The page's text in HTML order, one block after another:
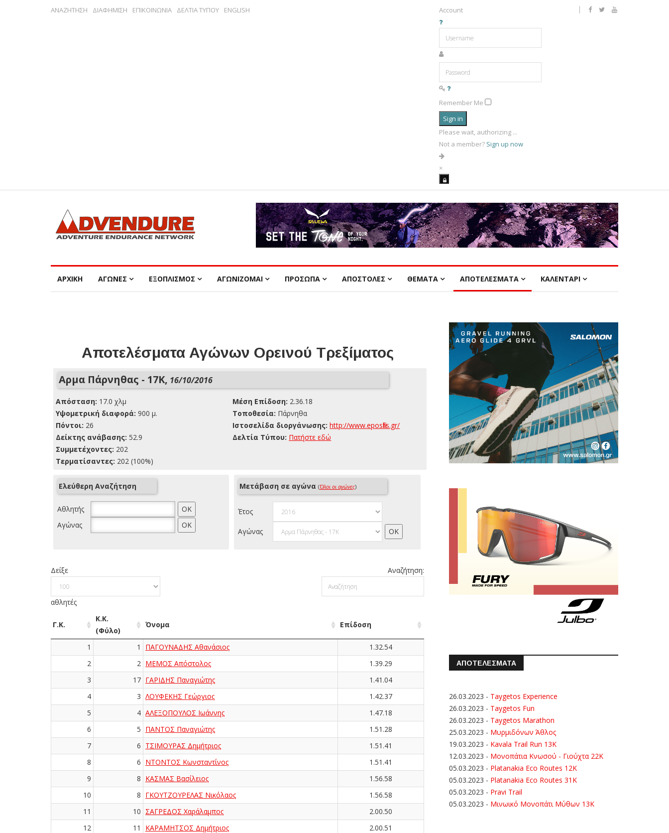
ΑΝΑΖΗΤΗΣΗ ΔΙΑΦΗΜΙΣΗ ΕΠΙΚΟΙΝΩΝΙΑ ΔΕΛΤΙΑ ΤΥΠΟΥ ENGLISH Account
Remember Me
Sign in
Please wait, authorizing ...
Not a member? Sign up now
×
ΑΡΧΙΚΗ ΑΓΩΝΕΣ ΕΞΟΠΛΙΣΜΟΣ ΑΓΩΝΙΖΟΜΑΙ ΠΡΟΣΩΠΑ ΑΠΟΣΤΟΛΕΣ ΘΕΜΑΤΑ ΑΠΟΤΕΛΕΣΜΑΤΑ ΚΑΛΕΝΤΑΡΙ
Αποτελέσματα Αγώνων Ορεινού Τρεξίματος
Αρμα Πάρνηθας - 17K, 16/10/2016
Απόσταση: 17.0 χλμ
Yψομετρική διαφορά: 900 μ.
Πόντοι: 26
Δείκτης ανάβασης: 52.9
Συμμετέχοντες: 202
Τερματίσαντες: 202 (100%)
Μέση Επίδοση: 2.36.18
Τοποθεσία: Πάρνηθα
Ιστοσελίδα διοργάνωσης: http://www.eposfilis.gr/
Δελτία Τύπου: Πατήστε εδώ
Ελεύθερη Αναζήτηση
Αθλητής
Αγώνας
Μετάβαση σε αγώνα (Όλοι οι αγώνες)
Έτος
Αγώνας
Δείξε
αθλητές
Αναζήτηση:
Γ.Κ.
Κ.Κ.
(Φύλο)
Όνομα Επίδοση
1 1 ΠΑΓΟΥΝΑΔΗΣ Αθανάσιος
1.32.54
2
2 ΜΕΜΟΣ Απόστολος
1.39.29
3
17 ΓΑΡΙΔΗΣ Παναγιώτης
1.41.04
4
3 ΛΟΥΦΕΚΗΣ Γεώργιος
1.42.37
5
4 ΑΛΕΞΟΠΟΥΛΟΣ Ιωάννης
1.47.18
6
5 ΠΑΝΤΟΣ Παναγιώτης
1.51.28
7
6 ΤΣΙΜΟΥΡΑΣ Δημήτριος
1.51.41
8
6 ΝΤΟΝΤΟΣ Κωνσταντίνος
1.51.41
9
8 ΚΑΣΜΑΣ Βασίλειος
1.56.58
10
8 ΓΚΟΥΤΖΟΥΡΕΛΑΣ Νικόλαος
1.56.58
11
10 ΣΑΓΡΕΔΟΣ Χαράλαμπος
2.00.50
12
11 ΚΑΡΑΜΗΤΣΟΣ Δημήτριος
2.00.51
ΑΠΟΤΕΛΕΣΜΑΤΑ
26.03.2023 - Taygetos Experience
26.03.2023 - Taygetos Fun
26.03.2023 - Taygetos Marathon
25.03.2023 - Μυρμιδόνων Άθλος
19.03.2023 - Kavala Trail Run 13K
12.03.2023 - Μονοπάτια Κνωσού - Γιούχτα 22Κ
05.03.2023 - Platanakia Eco Routes 12K
05.03.2023 - Platanakia Eco Routes 31K
05.03.2023 - Pravi Trail
05.03.2023 - Μινωικό Μονοπάτι Μύθων 13Κ